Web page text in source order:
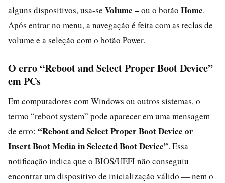
alguns dispositivos, usa-se Volume –ou o botão Home.
Após entrar no menu, a navegação é feita com as teclas de
volume e a seleção com o botão Power.
O erro “Reboot and Select Proper Boot Device”
em PCs
Em computadores com Windows ou outros sistemas, o
termo “reboot system” pode aparecer em uma mensagem
de erro: “Reboot and Select Proper Boot Device or
Insert Boot Media in Selected Boot Device”. Essa
notificação indica que o BIOS/UEFI não conseguiu
encontrar um dispositivo de inicialização válido — nem o